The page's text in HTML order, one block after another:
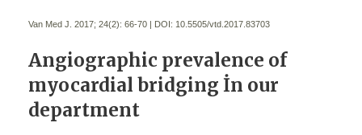
Van Med J. 2017; 24(2): 66-70 | DOI: 10.5505/vtd.2017.83703
Angiographic prevalence of
myocardial bridging İn our
department